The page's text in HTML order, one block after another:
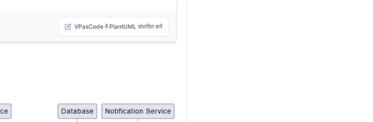
VPasCode में PlantUML संपादित करें